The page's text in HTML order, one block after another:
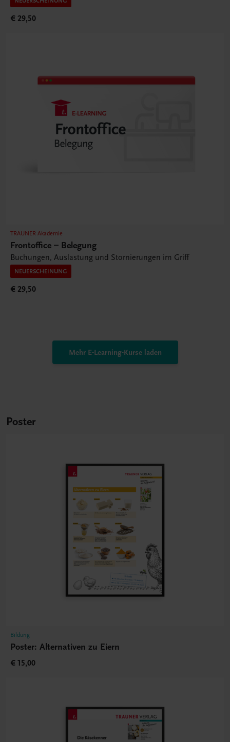
€ 29,50
TRAUNER Akademie
Frontoffice – Belegung
Buchungen, Auslastung und Stornierungen im Griff
NEUERSCHEINUNG
€ 29,50
Mehr E-Learning-Kurse laden
Poster
Bildung
Poster: Alternativen zu Eiern
€ 15,00